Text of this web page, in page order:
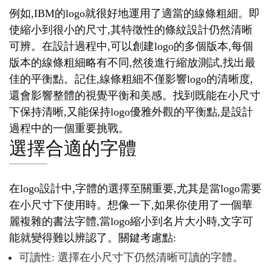
例如,IBM的logo就很好地運用了適當的線條粗細。即
使縮小到很小的尺寸,其特徵性的條紋設計仍然清晰
可辨。在設計過程中,可以創建logo的多個版本,每個
版本的線條粗細略有不同,然後進行縮放測試,找出最
佳的平衡點。記住,線條粗細不僅影響logo的清晰度,
還會影響整體的視覺平衡和美感。找到既能在小尺寸
下保持清晰,又能保持logo優雅外觀的平衡點,是設計
過程中的一個重要挑戰。
選擇合適的字體
在logo設計中,字體的選擇至關重要,尤其是當logo需要
在小尺寸下使用時。想像一下,如果你使用了一個華
麗複雜的書法字體,當logo縮小到名片大小時,文字可
能就變得難以辨認了。關鍵考慮點:
可讀性: 選擇在小尺寸下仍然清晰可讀的字體。